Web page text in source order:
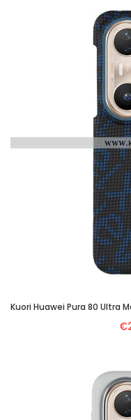
Kuori Huawei Pura 80 Ultra